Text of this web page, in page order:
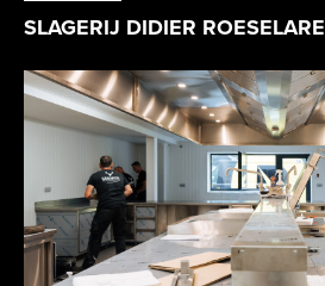
SLAGERIJ DIDIER ROESELARE